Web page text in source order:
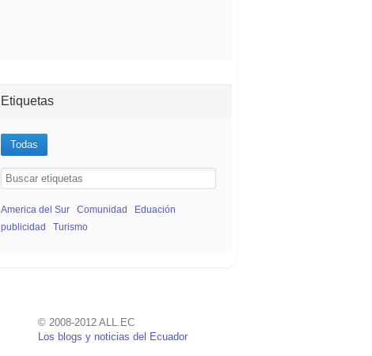
Etiquetas
Todas
America del Sur Comunidad
Eduación
publicidad
Turismo
© 2008-2012 ALL.EC
Los blogs y noticias del Ecuador